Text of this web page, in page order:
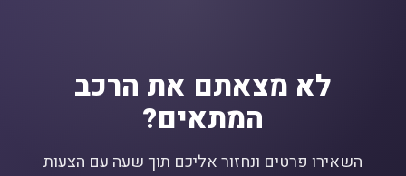
לא מצאתם את הרכב
המתאים?
השאירו פרטים ונחזור אליכם תוך שעה עם הצעות